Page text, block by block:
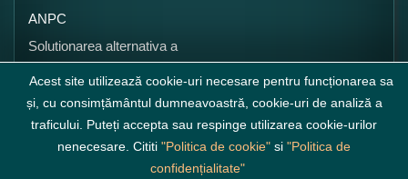
ANPC
Solutionarea alternativa a
litigiilor
Acest site utilizează cookie-uri necesare pentru funcționarea sa
și, cu consimțământul dumneavoastră, cookie-uri de analiză a
traficului. Puteți accepta sau respinge utilizarea cookie-urilor
nenecesare. Cititi "Politica de cookie" si "Politica de
confidențialitate"